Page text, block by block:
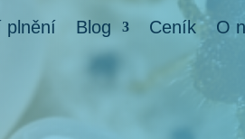
plnění Blog Ceník O